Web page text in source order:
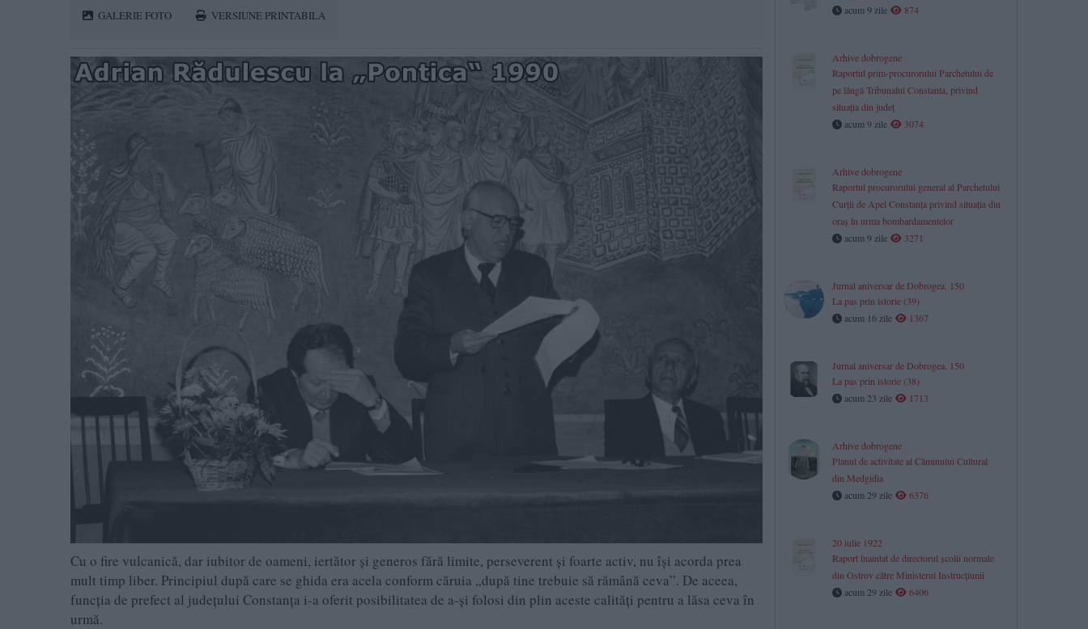
GALERIE FOTO VERSIUNE PRINTABILA
Cu o fire vulcanică, dar iubitor de oameni, iertător și generos fără limite, perseverent și foarte activ, nu își acorda prea
mult timp liber. Principiul după care se ghida era acela conform căruia „după tine trebuie să rămână ceva”. De aceea,
funcția de prefect al județului Constanța i-a oferit posibilitatea de a-și folosi din plin aceste calități pentru a lăsa ceva în
urmă.
acum 9 zile
874
Arhive dobrogene
Raportul prim-procurorului Parchetului de
pe lângă Tribunalul Constanta, privind
situaţia din judeţ
acum 9 zile
3074
​Arhive dobrogene
Raportul procurorului general al Parchetului
Curții de Apel Constanța privind situația din
oraș în urma bombardamentelor
acum 9 zile
3271
Jurnal aniversar de Dobrogea. 150
La pas prin istorie (39)
acum 16 zile
1367
Jurnal aniversar de Dobrogea. 150
La pas prin istorie (38)
acum 23 zile
1713
Arhive dobrogene
Planul de activitate al Căminului Cultural
din Medgidia
acum 29 zile
6376
20 iulie 1922
Raport înaintat de directorul școlii normale
din Ostrov către Ministerul Instrucțiunii
acum 29 zile
6406